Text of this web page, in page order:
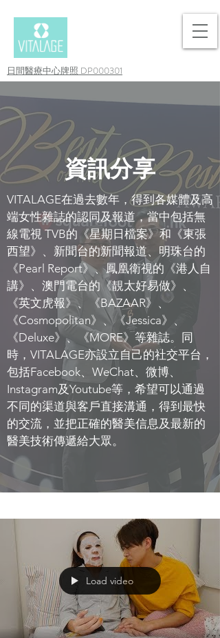
日間醫療中心牌照 DP000301
資訊分享
VITALAGE在過去數年，得到各媒體及高
端女性雜誌的認同及報道，當中包括無
線電視 TVB的《星期日檔案》和《東張
西望》、新聞台的新聞報道、明珠台的
《Pearl Report》、鳳凰衛視的《港人自
講》、澳門電台的《靚太好易做》、
《英文虎報》、《BAZAAR》、
《Cosmopolitan》、《Jessica》、
《Deluxe》、《MORE》等雜誌。同
時，VITALAGE亦設立自己的社交平台，
包括Facebook、WeChat、微博、
Instagram及Youtube等，希望可以通過
不同的渠道與客戶直接溝通，得到最快
的交流，並把正確的醫美信息及最新的
醫美技術傳遞給大眾。
Load video